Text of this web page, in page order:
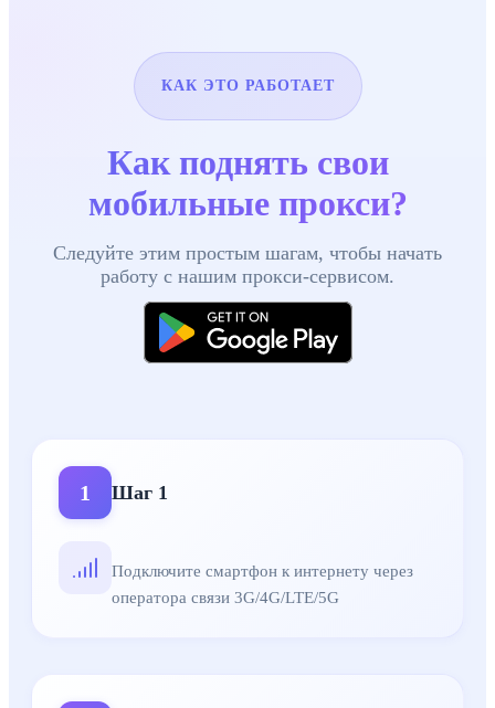
КАК ЭТО РАБОТАЕТ
Как поднять свои
мобильные прокси?
Следуйте этим простым шагам, чтобы начать
работу с нашим прокси-сервисом.
Шаг 2:See step details
:See step details
Шаг 5
:Запустите приложение и войдите в аккаунт
1 Шаг 1
Подключите смартфон к интернету через
оператора связи 3G/4G/LTE/5G